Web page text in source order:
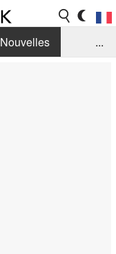
Nouvelles
...